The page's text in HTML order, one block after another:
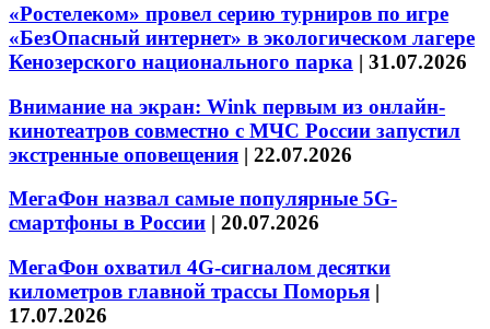
«Ростелеком» провел серию турниров по игре
«БезОпасный интернет» в экологическом лагере
Кенозерского национального парка | 31.07.2026
Внимание на экран: Wink первым из онлайн-
кинотеатров совместно с МЧС России запустил
экстренные оповещения | 22.07.2026
МегаФон назвал самые популярные 5G-
смартфоны в России | 20.07.2026
МегаФон охватил 4G-сигналом десятки
километров главной трассы Поморья |
17.07.2026